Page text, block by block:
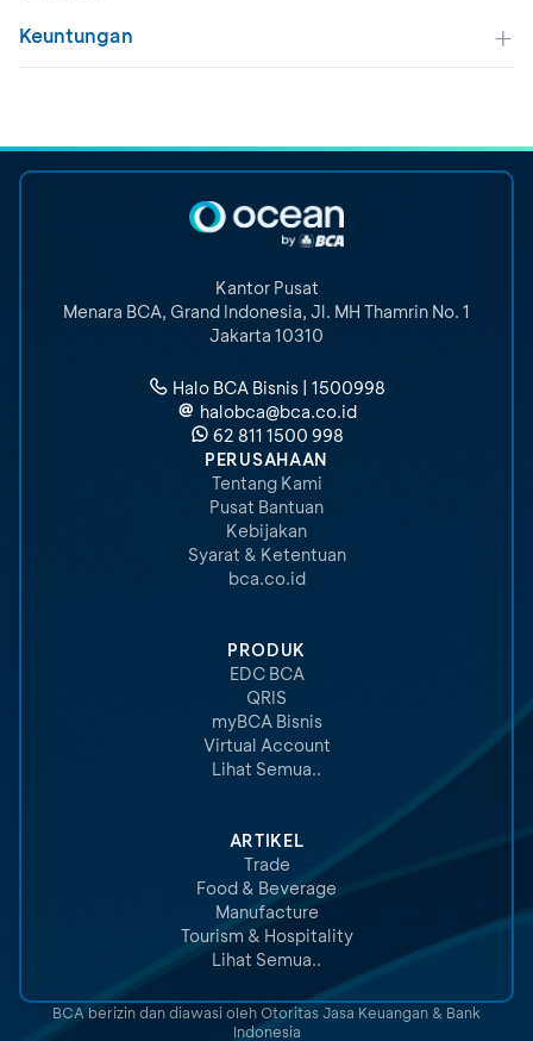
Keuntungan
Kantor Pusat
Menara BCA, Grand Indonesia, Jl. MH Thamrin No. 1
Jakarta 10310
Halo BCA Bisnis | 1500998
halobca@bca.co.id
62 811 1500 998
PERUSAHAAN
Tentang Kami
Pusat Bantuan
Kebijakan
Syarat & Ketentuan
bca.co.id
PRODUK
EDC BCA
QRIS
myBCA Bisnis
Virtual Account
Lihat Semua..
ARTIKEL
Trade
Food & Beverage
Manufacture
Tourism & Hospitality
Lihat Semua..
BCA berizin dan diawasi oleh Otoritas Jasa Keuangan & Bank
Indonesia